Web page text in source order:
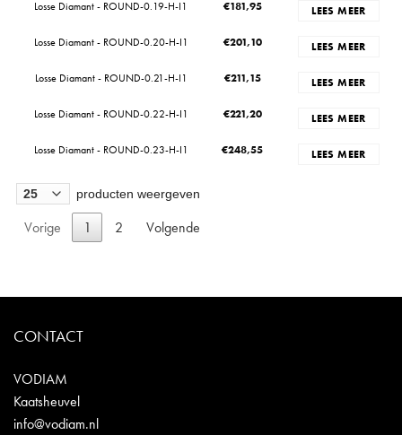
Losse Diamant - ROUND-0.19-H-I1 €181,95 LEES MEER
Losse Diamant - ROUND-0.20-H-I1 €201,10 LEES MEER
Losse Diamant - ROUND-0.21-H-I1 €211,15 LEES MEER
Losse Diamant - ROUND-0.22-H-I1 €221,20 LEES MEER
Losse Diamant - ROUND-0.23-H-I1 €248,55 LEES MEER
producten weergeven
Vorige 1 2 Volgende
CONTACT
VODIAM
Kaatsheuvel
info@vodiam.nl